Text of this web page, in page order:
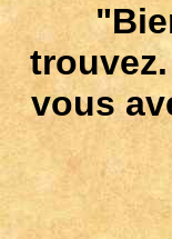
vous